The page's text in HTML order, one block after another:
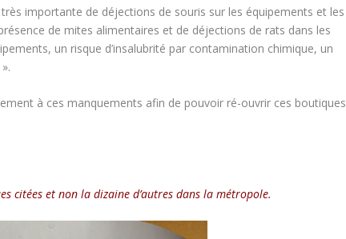
importante de déjections de souris sur les équipements et les
de mites alimentaires et de déjections de rats dans les
un risque d’insalubrité par contamination chimique, un
à ces manquements afin de pouvoir ré-ouvrir ces boutiques
citées et non la dizaine d’autres dans la métropole.